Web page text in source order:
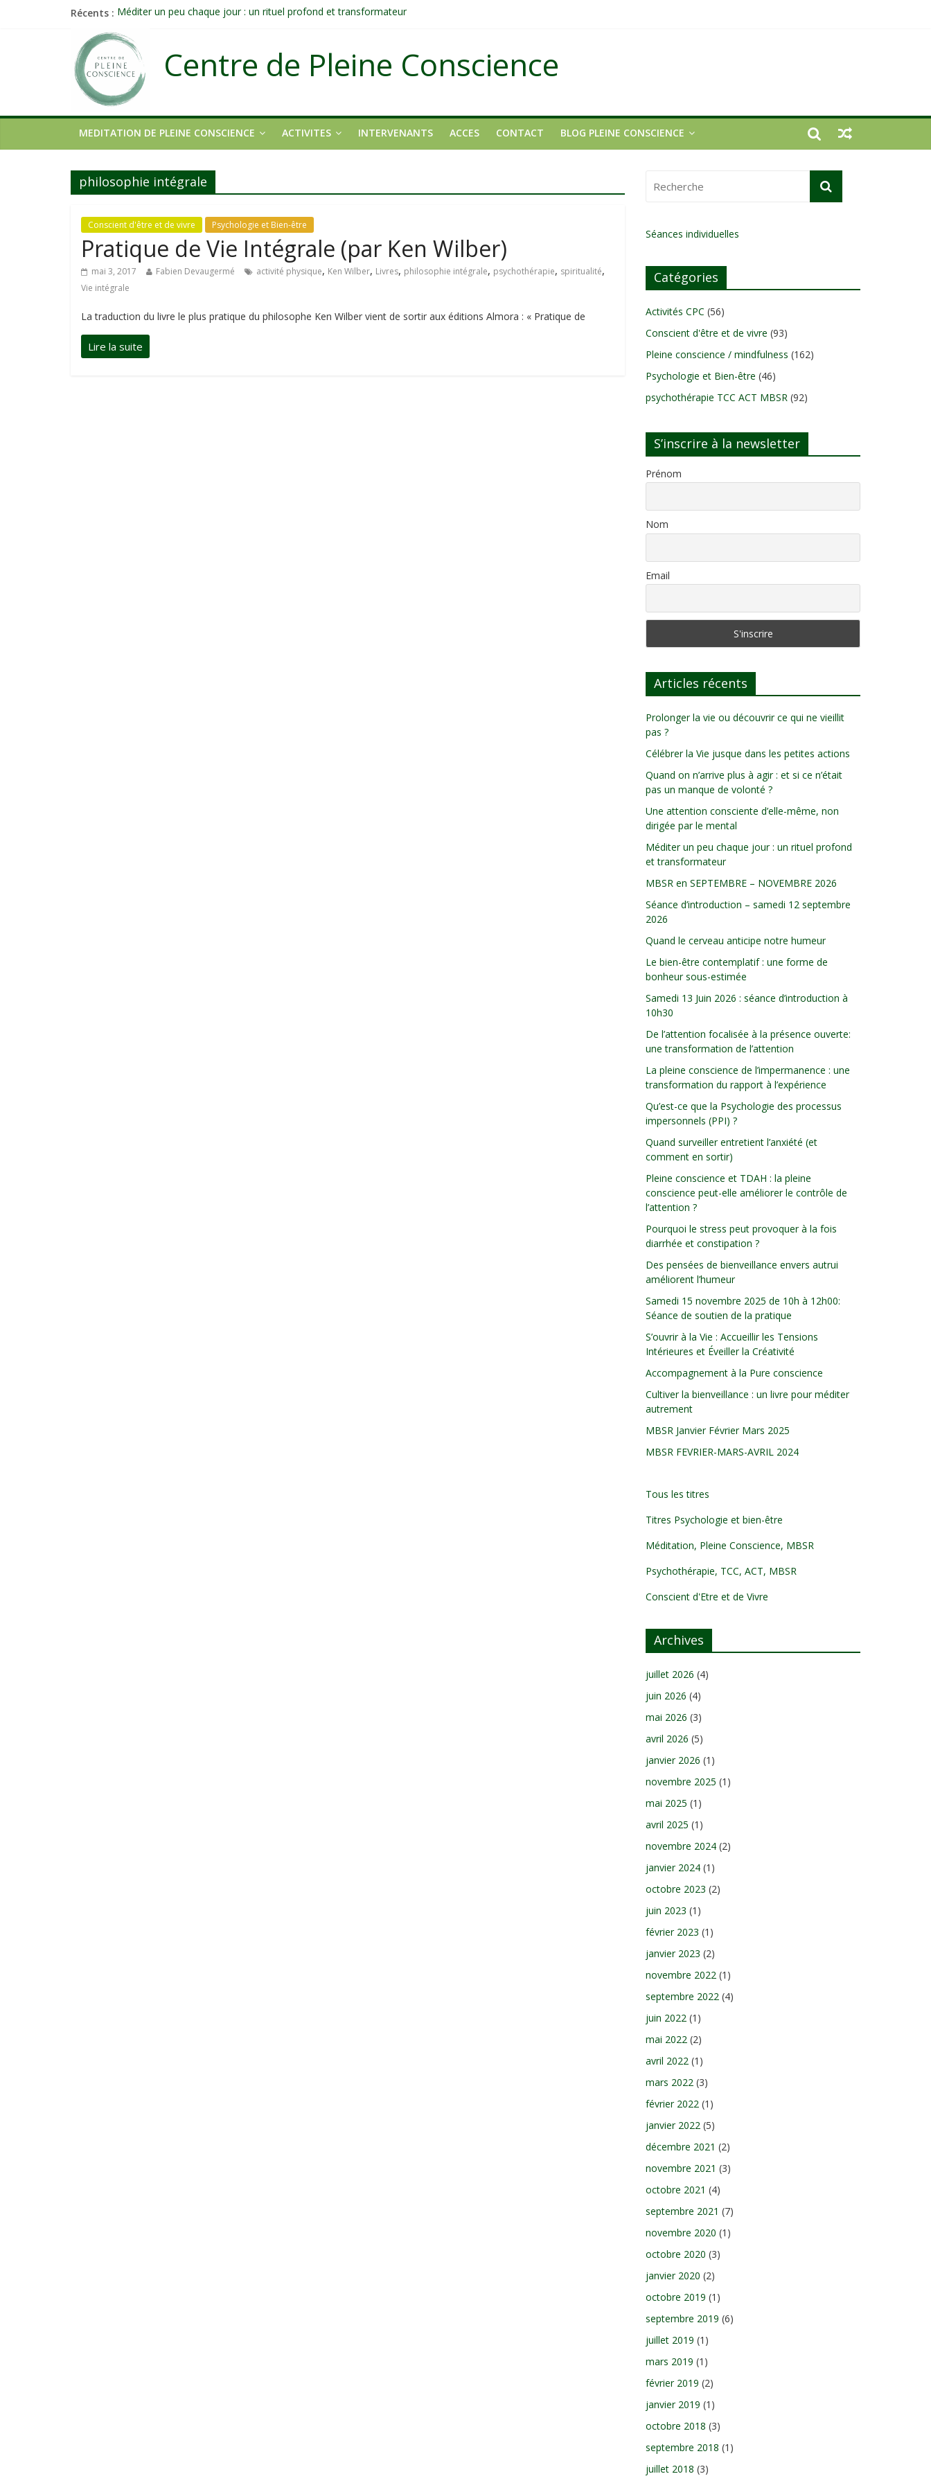
Récents : Méditer un peu chaque jour : un rituel profond et transformateur
Célébrer la Vie jusque dans les petites actions
Quand on n’arrive plus à agir : et si ce n’était pas un manque de volonté ?
Une attention consciente d’elle-même, non dirigée par le mental
Centre de Pleine Conscience
MEDITATION DE PLEINE CONSCIENCE ACTIVITES INTERVENANTS ACCES CONTACT BLOG PLEINE CONSCIENCE
philosophie intégrale
Conscient d'être et de vivre Psychologie et Bien-être
Pratique de Vie Intégrale (par Ken Wilber)
mai 3, 2017 Fabien Devaugermé activité physique, Ken Wilber, Livres, philosophie intégrale, psychothérapie, spiritualité,
Vie intégrale
La traduction du livre le plus pratique du philosophe Ken Wilber vient de sortir aux éditions Almora : « Pratique de
Séances individuelles
Catégories
Activités CPC (56)
Conscient d'être et de vivre (93)
Pleine conscience / mindfulness (162)
Psychologie et Bien-être (46)
psychothérapie TCC ACT MBSR (92)
S’inscrire à la newsletter
Prénom
Nom
Email
Articles récents
Prolonger la vie ou découvrir ce qui ne vieillit
pas ?
Célébrer la Vie jusque dans les petites actions
Quand on n’arrive plus à agir : et si ce n’était
pas un manque de volonté ?
Une attention consciente d’elle-même, non
dirigée par le mental
Méditer un peu chaque jour : un rituel profond
et transformateur
MBSR en SEPTEMBRE – NOVEMBRE 2026
Séance d’introduction – samedi 12 septembre
2026
Quand le cerveau anticipe notre humeur
Le bien-être contemplatif : une forme de
bonheur sous-estimée
Samedi 13 Juin 2026 : séance d’introduction à
10h30
De l’attention focalisée à la présence ouverte:
une transformation de l’attention
La pleine conscience de l’impermanence : une
transformation du rapport à l’expérience
Qu’est-ce que la Psychologie des processus
impersonnels (PPI) ?
Quand surveiller entretient l’anxiété (et
comment en sortir)
Pleine conscience et TDAH : la pleine
conscience peut-elle améliorer le contrôle de
l’attention ?
Pourquoi le stress peut provoquer à la fois
diarrhée et constipation ?
Des pensées de bienveillance envers autrui
améliorent l’humeur
Samedi 15 novembre 2025 de 10h à 12h00:
Séance de soutien de la pratique
S’ouvrir à la Vie : Accueillir les Tensions
Intérieures et Éveiller la Créativité
Accompagnement à la Pure conscience
Cultiver la bienveillance : un livre pour méditer
autrement
MBSR Janvier Février Mars 2025
MBSR FEVRIER-MARS-AVRIL 2024
Tous les titres
Titres Psychologie et bien-être
Méditation, Pleine Conscience, MBSR
Psychothérapie, TCC, ACT, MBSR
Conscient d'Etre et de Vivre
Archives
juillet 2026 (4)
juin 2026 (4)
mai 2026 (3)
avril 2026 (5)
janvier 2026 (1)
novembre 2025 (1)
mai 2025 (1)
avril 2025 (1)
novembre 2024 (2)
janvier 2024 (1)
octobre 2023 (2)
juin 2023 (1)
février 2023 (1)
janvier 2023 (2)
novembre 2022 (1)
septembre 2022 (4)
juin 2022 (1)
mai 2022 (2)
avril 2022 (1)
mars 2022 (3)
février 2022 (1)
janvier 2022 (5)
décembre 2021 (2)
novembre 2021 (3)
octobre 2021 (4)
septembre 2021 (7)
novembre 2020 (1)
octobre 2020 (3)
janvier 2020 (2)
octobre 2019 (1)
septembre 2019 (6)
juillet 2019 (1)
mars 2019 (1)
février 2019 (2)
janvier 2019 (1)
octobre 2018 (3)
septembre 2018 (1)
juillet 2018 (3)